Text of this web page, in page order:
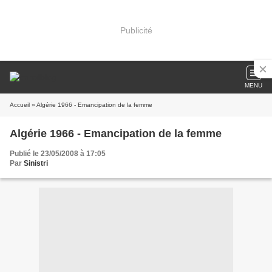
Publicité
MENU
Accueil » Algérie 1966 - Emancipation de la femme
Algérie 1966 - Emancipation de la femme
Publié le 23/05/2008 à 17:05
Par Sinistri